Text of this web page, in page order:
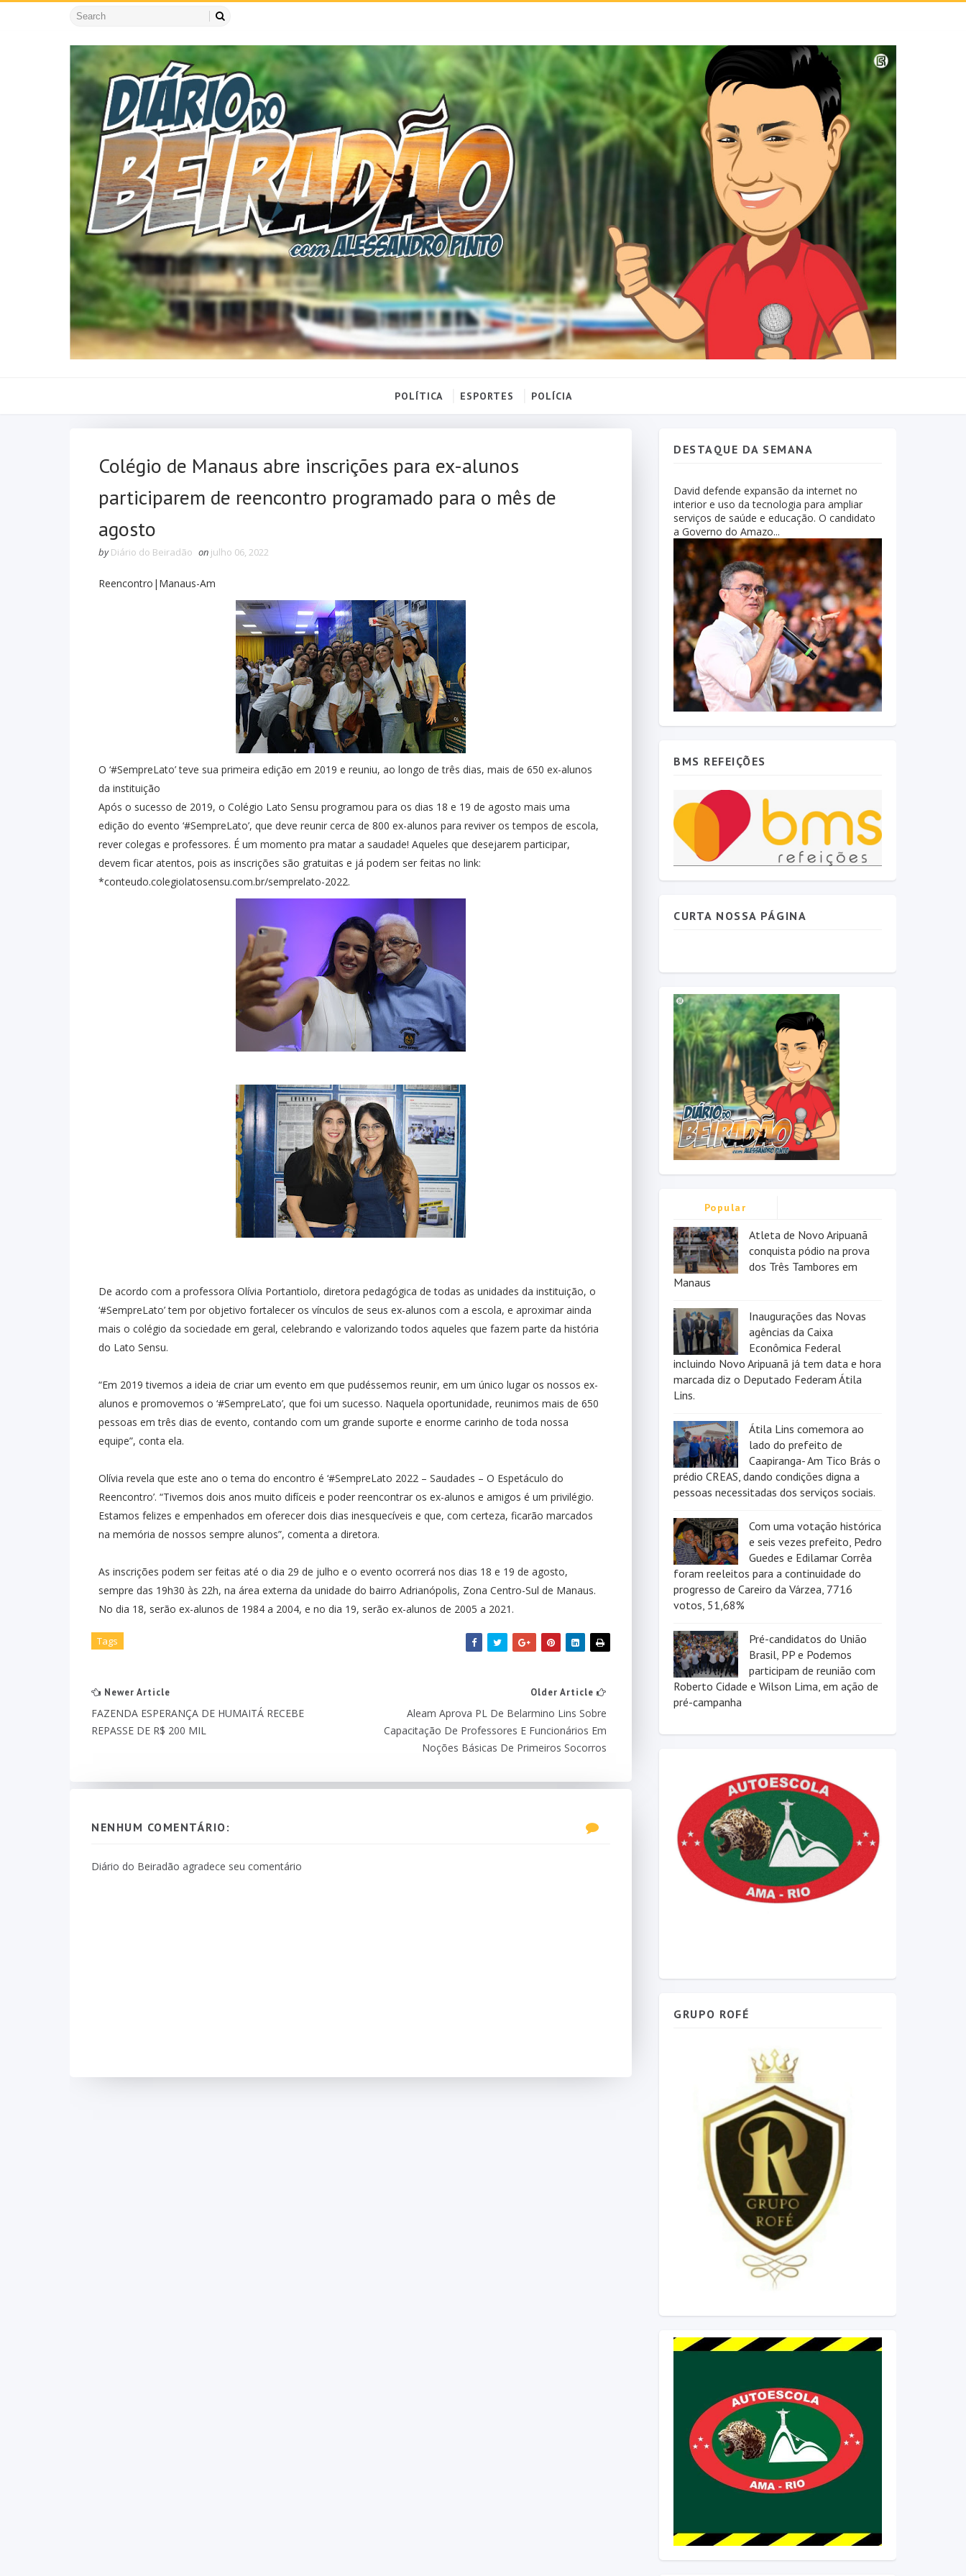
POLÍTICA ESPORTES POLÍCIA
Colégio de Manaus abre inscrições para ex-alunos
participarem de reencontro programado para o mês de
agosto
by Diário do Beiradão on julho 06, 2022
Reencontro|Manaus-Am
O ‘#SempreLato’ teve sua primeira edição em 2019 e reuniu, ao longo de três dias, mais de 650 ex-alunos
da instituição
Após o sucesso de 2019, o Colégio Lato Sensu programou para os dias 18 e 19 de agosto mais uma
edição do evento ‘#SempreLato’, que deve reunir cerca de 800 ex-alunos para reviver os tempos de escola,
rever colegas e professores. É um momento pra matar a saudade! Aqueles que desejarem participar,
devem ficar atentos, pois as inscrições são gratuitas e já podem ser feitas no link:
*conteudo.colegiolatosensu.com.br/semprelato-2022.
De acordo com a professora Olívia Portantiolo, diretora pedagógica de todas as unidades da instituição, o
‘#SempreLato’ tem por objetivo fortalecer os vínculos de seus ex-alunos com a escola, e aproximar ainda
mais o colégio da sociedade em geral, celebrando e valorizando todos aqueles que fazem parte da história
do Lato Sensu.
“Em 2019 tivemos a ideia de criar um evento em que pudéssemos reunir, em um único lugar os nossos ex-
alunos e promovemos o ‘#SempreLato’, que foi um sucesso. Naquela oportunidade, reunimos mais de 650
pessoas em três dias de evento, contando com um grande suporte e enorme carinho de toda nossa
equipe”, conta ela.
Olívia revela que este ano o tema do encontro é ‘#SempreLato 2022 – Saudades – O Espetáculo do
Reencontro’. “Tivemos dois anos muito difíceis e poder reencontrar os ex-alunos e amigos é um privilégio.
Estamos felizes e empenhados em oferecer dois dias inesquecíveis e que, com certeza, ficarão marcados
na memória de nossos sempre alunos”, comenta a diretora.
As inscrições podem ser feitas até o dia 29 de julho e o evento ocorrerá nos dias 18 e 19 de agosto,
sempre das 19h30 às 22h, na área externa da unidade do bairro Adrianópolis, Zona Centro-Sul de Manaus.
No dia 18, serão ex-alunos de 1984 a 2004, e no dia 19, serão ex-alunos de 2005 a 2021.
Tags
Newer Article
FAZENDA ESPERANÇA DE HUMAITÁ RECEBE
REPASSE DE R$ 200 MIL
Older Article
Aleam Aprova PL De Belarmino Lins Sobre
Capacitação De Professores E Funcionários Em
Noções Básicas De Primeiros Socorros
NENHUM COMENTÁRIO:
Diário do Beiradão agradece seu comentário
DESTAQUE DA SEMANA
David defende expansão da internet no
interior e uso da tecnologia para ampliar
serviços de saúde e educação. O candidato
a Governo do Amazo...
BMS REFEIÇÕES
CURTA NOSSA PÁGINA
Popular
Atleta de Novo Aripuanã
conquista pódio na prova
dos Três Tambores em
Manaus
Inaugurações das Novas
agências da Caixa
Econômica Federal
incluindo Novo Aripuanã já tem data e hora
marcada diz o Deputado Federam Átila
Lins.
Átila Lins comemora ao
lado do prefeito de
Caapiranga- Am Tico Brás o
prédio CREAS, dando condições digna a
pessoas necessitadas dos serviços sociais.
Com uma votação histórica
e seis vezes prefeito, Pedro
Guedes e Edilamar Corrêa
foram reeleitos para a continuidade do
progresso de Careiro da Várzea, 7716
votos, 51,68%
Pré-candidatos do União
Brasil, PP e Podemos
participam de reunião com
Roberto Cidade e Wilson Lima, em ação de
pré-campanha
GRUPO ROFÉ